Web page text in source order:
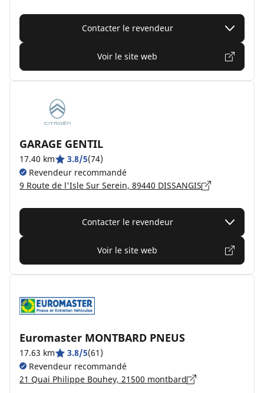
Contacter le revendeur
Voir le site web
GARAGE GENTIL
17.40 km 3.8/5(74)
Revendeur recommandé
9 Route de l'Isle Sur Serein, 89440 DISSANGIS
Contacter le revendeur
Voir le site web
Euromaster MONTBARD PNEUS
17.63 km 3.8/5(61)
Revendeur recommandé
21 Quai Philippe Bouhey, 21500 montbard